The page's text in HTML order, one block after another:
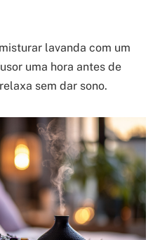
lavanda com um
uma hora antes de
sem dar sono.